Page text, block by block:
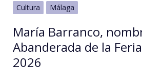
Cultura Málaga
María Barranco,
Abanderada de la
2026